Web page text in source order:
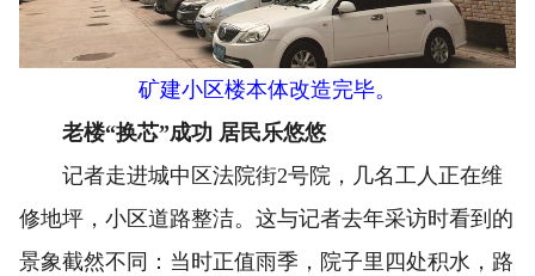
矿建小区楼本体改造完毕。
老楼“换芯”成功 居民乐悠悠
记者走进城中区法院街2号院，几名工人正在维
修地坪，小区道路整洁。这与记者去年采访时看到的
景象截然不同：当时正值雨季，院子里四处积水，路